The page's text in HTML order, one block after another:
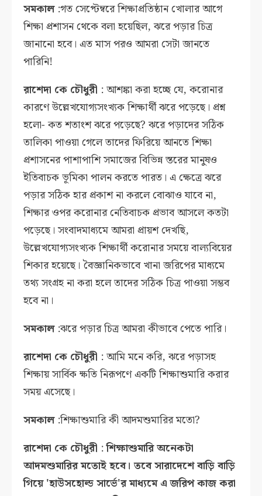
সমকাল:গত সেপ্টেম্বরে শিক্ষাপ্রতিষ্ঠান খোলার আগে
শিক্ষা প্রশাসন থেকে বলা হয়েছিল, ঝরে পড়ার চিত্র
জানানো হবে। এত মাস পরও আমরা সেটা জানতে
পারিনি!
রাশেদা কে চৌধুরী : আশঙ্কা করা হচ্ছে যে, করোনার
কারণে উল্লেখযোগ্যসংখ্যক শিক্ষার্থী ঝরে পড়েছে। প্রশ্ন
হলো- কত শতাংশ ঝরে পড়েছে? ঝরে পড়াদের সঠিক
তালিকা পাওয়া গেলে তাদের ফিরিয়ে আনতে শিক্ষা
প্রশাসনের পাশাপাশি সমাজের বিভিন্ন স্তরের মানুষও
ইতিবাচক ভূমিকা পালন করতে পারত। এ ক্ষেত্রে ঝরে
পড়ার সঠিক হার প্রকাশ না করলে বোঝাও যাবে না,
শিক্ষার ওপর করোনার নেতিবাচক প্রভাব আসলে কতটা
পড়েছে। সংবাদমাধ্যমে আমরা প্রায়শ দেখছি,
উল্লেখযোগ্যসংখ্যক শিক্ষার্থী করোনার সময়ে বাল্যবিয়ের
শিকার হয়েছে। বৈজ্ঞানিকভাবে খানা জরিপের মাধ্যমে
তথ্য সংগ্রহ না করা হলে তাদের সঠিক চিত্র পাওয়া সম্ভব
হবে না।
সমকাল:ঝরে পড়ার চিত্র আমরা কীভাবে পেতে পারি।
রাশেদা কে চৌধুরী : আমি মনে করি, ঝরে পড়াসহ
শিক্ষায় সার্বিক ক্ষতি নিরূপণে একটি শিক্ষাশুমারি করার
সময় এসেছে।
সমকাল:শিক্ষাশুমারি কী আদমশুমারির মতো?
রাশেদা কে চৌধুরী :শিক্ষাশুমারি অনেকটা
আদমশুমারির মতোই হবে। তবে সারাদেশে বাড়ি বাড়ি
গিয়ে 'হাউসহোল্ড সার্ভে'র মাধ্যমে এ জরিপ কাজ করা